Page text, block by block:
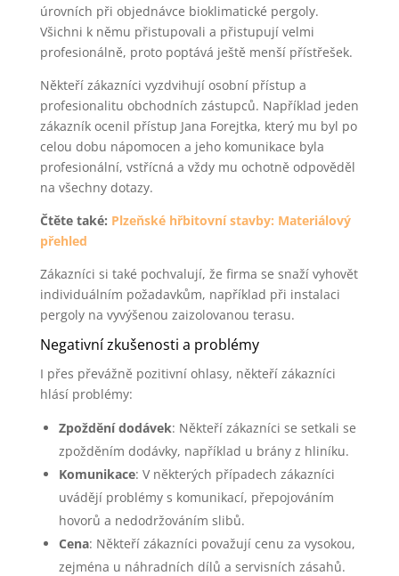
úrovních při objednávce bioklimatické pergoly.
Všichni k němu přistupovali a přistupují velmi
profesionálně, proto poptává ještě menší přístřešek.
Někteří zákazníci vyzdvihují osobní přístup a
profesionalitu obchodních zástupců. Například jeden
zákazník ocenil přístup Jana Forejtka, který mu byl po
celou dobu nápomocen a jeho komunikace byla
profesionální, vstřícná a vždy mu ochotně odpověděl
na všechny dotazy.
Čtěte také: Plzeňské hřbitovní stavby: Materiálový
přehled
Zákazníci si také pochvalují, že firma se snaží vyhovět
individuálním požadavkům, například při instalaci
pergoly na vyvýšenou zaizolovanou terasu.
Negativní zkušenosti a problémy
I přes převážně pozitivní ohlasy, někteří zákazníci
hlásí problémy:
Zpoždění dodávek: Někteří zákazníci se setkali se
zpožděním dodávky, například u brány z hliníku.
Komunikace: V některých případech zákazníci
uvádějí problémy s komunikací, přepojováním
hovorů a nedodržováním slibů.
Cena: Někteří zákazníci považují cenu za vysokou,
zejména u náhradních dílů a servisních zásahů.